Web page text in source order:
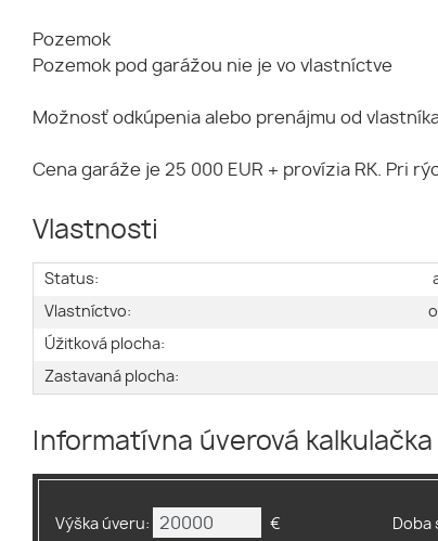
Pozemok
Pozemok pod garážou nie je vo vlastníctve
Možnosť odkúpenia alebo prenájmu od
Cena garáže je 25 000 EUR + provízia RK. Pri
Vlastnosti
Status:
Vlastníctvo:
Úžitková plocha:
Zastavaná plocha:
Informatívna úverová kalkulačka
Výška úveru: € Doba